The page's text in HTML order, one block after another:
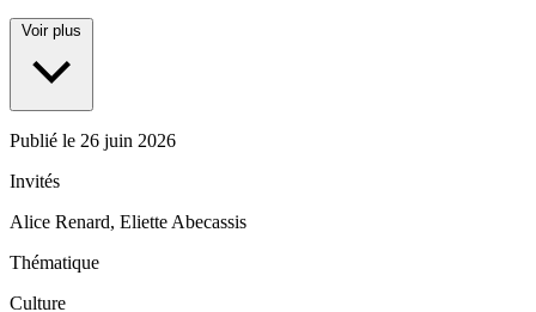
Voir plus
Publié le 26 juin 2026
Invités
Alice Renard, Eliette Abecassis
Thématique
Culture